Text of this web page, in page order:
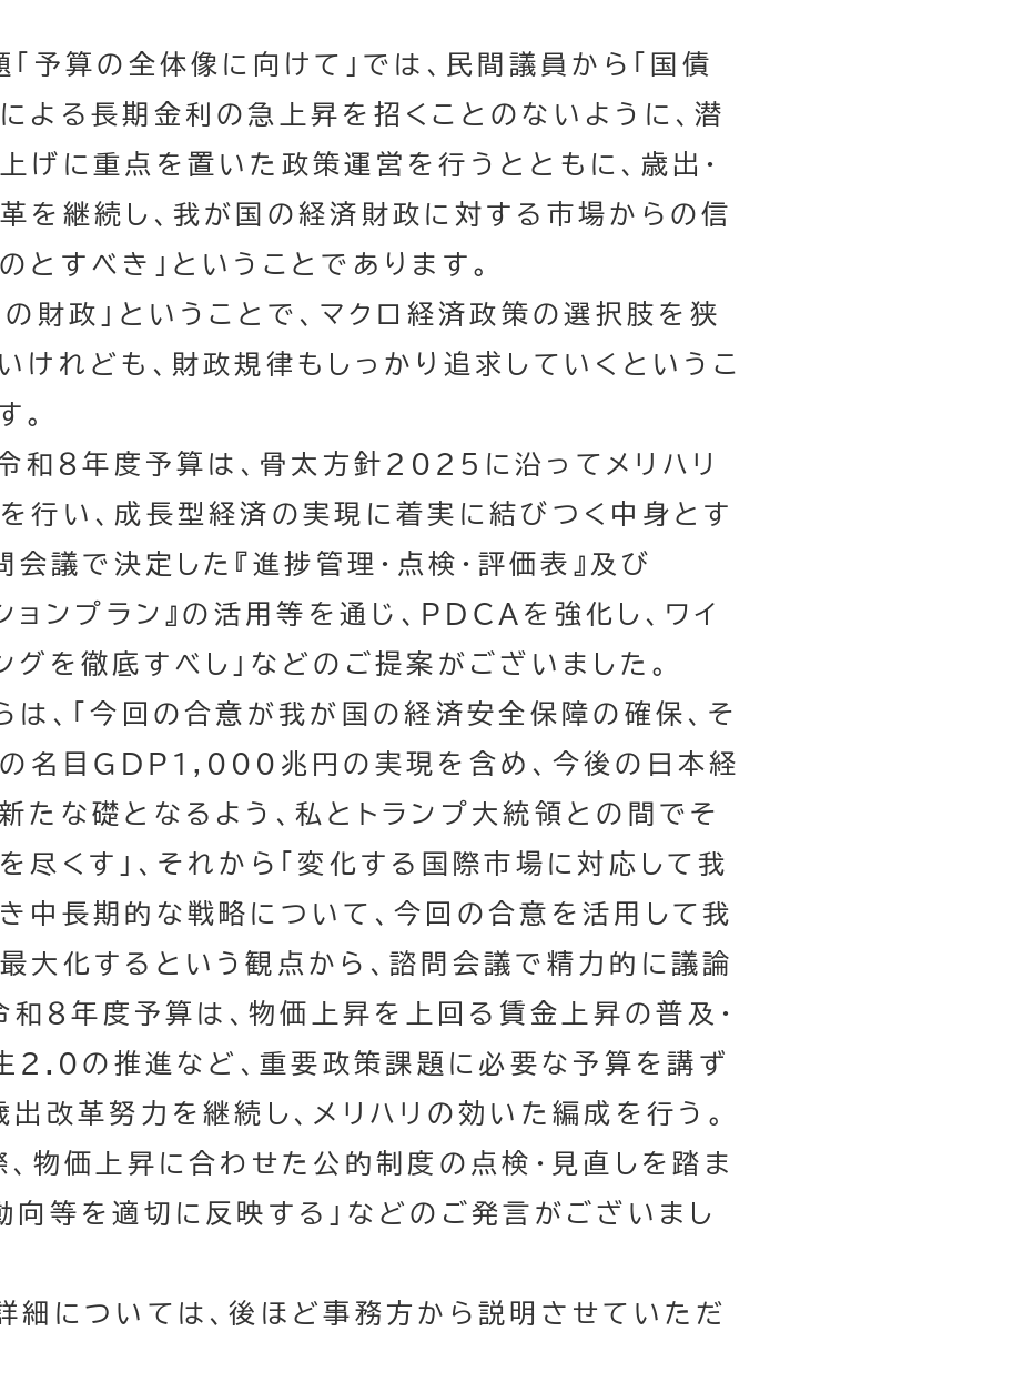
予算の全体像に向けて」では、民間議員から「国債
よる長期金利の急上昇を招くことのないように、潜
げに重点を置いた政策運営を行うとともに、歳出・
を継続し、我が国の経済財政に対する市場からの信
とすべき」ということであります。
財政」ということで、マクロ経済政策の選択肢を狭
けれども、財政規律もしっかり追求していくというこ
。
和８年度予算は、骨太方針2025に沿ってメリハリ
行い、成長型経済の実現に着実に結びつく中身とす
会議で決定した『進捗管理・点検・評価表』及び
ョンプラン』の活用等を通じ、PDCAを強化し、ワイ
グを徹底すべし」などのご提案がございました。
、「今回の合意が我が国の経済安全保障の確保、そ
名目GDP1,000兆円の実現を含め、今後の日本経
たな礎となるよう、私とトランプ大統領との間でそ
尽くす」、それから「変化する国際市場に対応して我
中長期的な戦略について、今回の合意を活用して我
大化するという観点から、諮問会議で精力的に議論
令和８年度予算は、物価上昇を上回る賃金上昇の普及・
2.0の推進など、重要政策課題に必要な予算を講ず
出改革努力を継続し、メリハリの効いた編成を行う。
、物価上昇に合わせた公的制度の点検・見直しを踏ま
向等を適切に反映する」などのご発言がございまし
細については、後ほど事務方から説明させていただ